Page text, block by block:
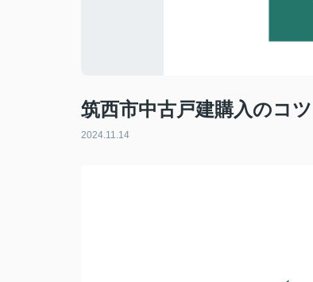
筑西市中古戸建購入のコ
2024.11.14